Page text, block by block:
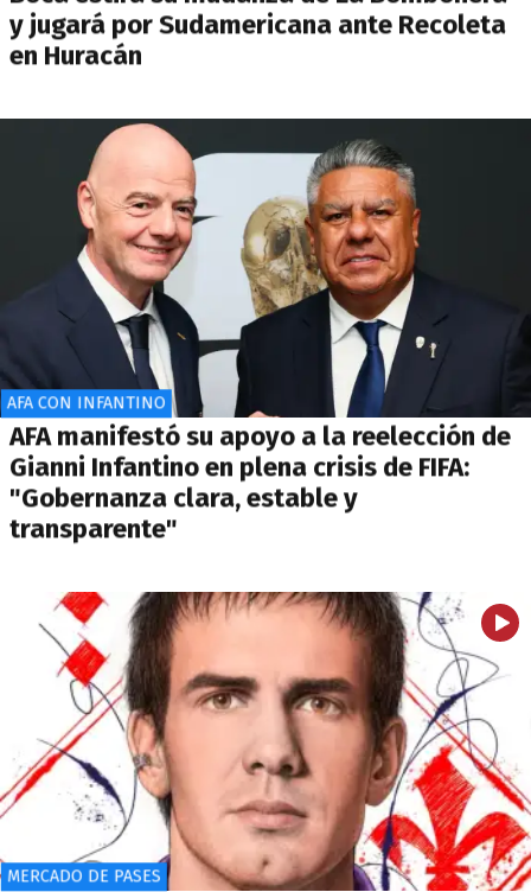
y jugará por Sudamericana ante Recoleta
en Huracán
AFA CON INFANTINO
AFA manifestó su apoyo a la reelección de
Gianni Infantino en plena crisis de FIFA:
"Gobernanza clara, estable y
transparente"
MERCADO DE PASES